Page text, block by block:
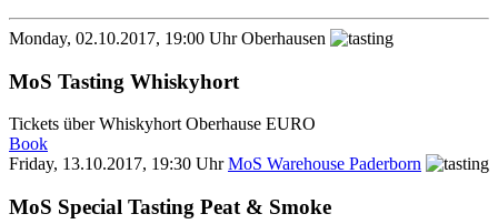
Monday, 02.10.2017, 19:00 Uhr Oberhausen
MoS Tasting Whiskyhort
Tickets über Whiskyhort Oberhause EURO
Book
Friday, 13.10.2017, 19:30 Uhr MoS Warehouse Paderborn
MoS Special Tasting Peat & Smoke